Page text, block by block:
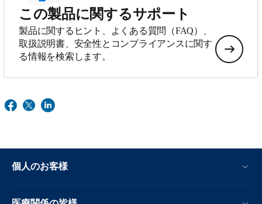
この製品に関するサポート
製品に関するヒント、よくある質問（FAQ）、
取扱説明書、安全性とコンプライアンスに関す
る情報を検索します。
個人のお客様